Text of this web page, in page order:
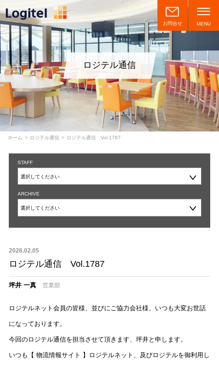
お問合せ MENU
ロジテル通信
ホーム ロジテル通信 ロジテル通信 Vol.1787
STAFF
ARCHIVE
2026.02.05
ロジテル通信 Vol.1787
坪井 一真 営業部
ロジテルネット会員の皆様、並びにご協力会社様、いつも大変お世話
になっております。
今回のロジテル通信を担当させて頂きます、坪井と申します。
いつも【 物流情報サイト 】ロジテルネット、及びロジテルを御利用し